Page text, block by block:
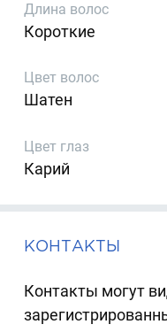
Длина волос
Короткие
Цвет волос
Шатен
Цвет глаз
Карий
КОНТАКТЫ
Контакты могут